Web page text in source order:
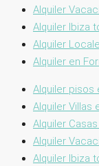
Alquiler
Alquiler Ibiza
Alquiler
Alquiler en
Alquiler pisos
Alquiler Villas
Alquiler
Alquiler
Alquiler Ibiza